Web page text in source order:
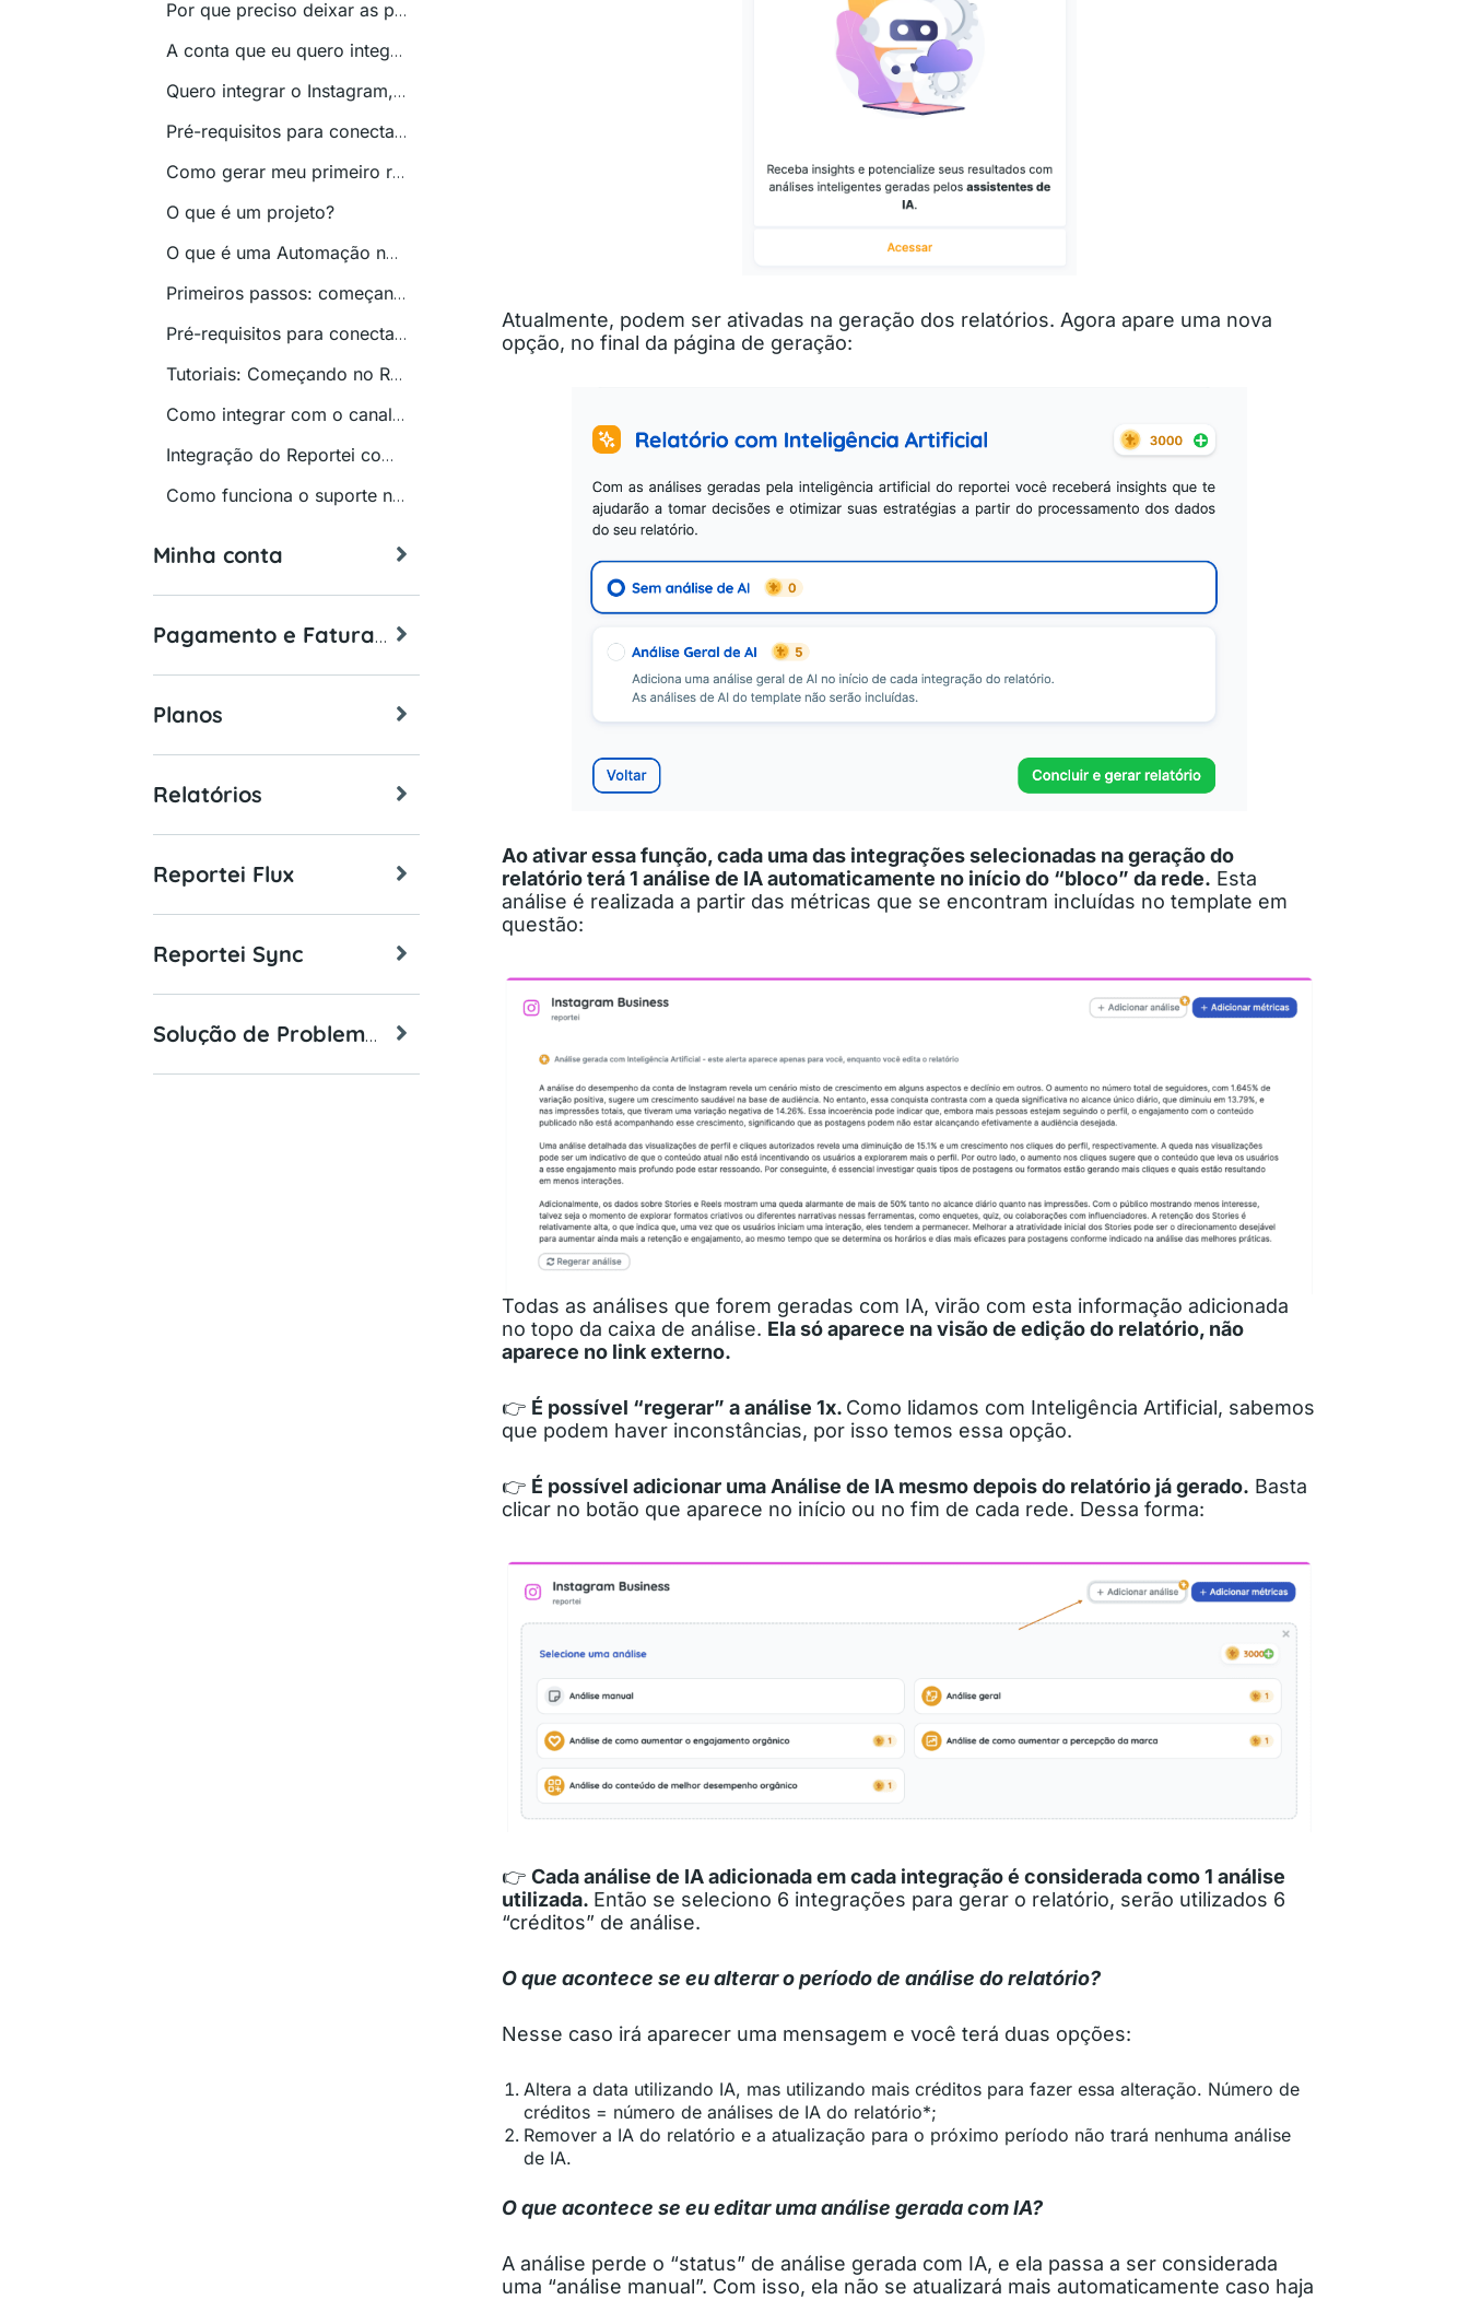
Por que preciso deixar as permissões ativas ao conectar uma conta no Reportei?
A conta que eu quero integrar não apareceu. O que fazer?
Quero integrar o Instagram, mas aparece o Facebook. Por que isso acontece?
Pré-requisitos para conectar contas do Instagram no Reportei
Como gerar meu primeiro relatório?
O que é um projeto?
O que é uma Automação no Reportei e como posso configurar?
Primeiros passos: começando no Reportei
Pré-requisitos para conectar contas do LinkedIn no Reportei
Tutoriais: Começando no Reportei
Como integrar com o canal do Youtube?
Integração do Reportei com o HubSpot
Como funciona o suporte no Reportei?
Minha conta
Pagamento e Faturamento
Planos
Relatórios
Reportei Flux
Reportei Sync
Solução de Problemas
Atualmente, podem ser ativadas na geração dos relatórios. Agora apare uma nova
opção, no final da página de geração:
Ao ativar essa função, cada uma das integrações selecionadas na geração do
relatório terá 1 análise de IA automaticamente no início do “bloco” da rede. Esta
análise é realizada a partir das métricas que se encontram incluídas no template em
questão:
Todas as análises que forem geradas com IA, virão com esta informação adicionada
no topo da caixa de análise. Ela só aparece na visão de edição do relatório, não
aparece no link externo.
👉 É possível “regerar” a análise 1x. Como lidamos com Inteligência Artificial, sabemos
que podem haver inconstâncias, por isso temos essa opção.
👉 É possível adicionar uma Análise de IA mesmo depois do relatório já gerado. Basta
clicar no botão que aparece no início ou no fim de cada rede. Dessa forma:
👉 Cada análise de IA adicionada em cada integração é considerada como 1 análise
utilizada. Então se seleciono 6 integrações para gerar o relatório, serão utilizados 6
“créditos” de análise.
O que acontece se eu alterar o período de análise do relatório?
Nesse caso irá aparecer uma mensagem e você terá duas opções:
Altera a data utilizando IA, mas utilizando mais créditos para fazer essa alteração. Número de
créditos = número de análises de IA do relatório*;
Remover a IA do relatório e a atualização para o próximo período não trará nenhuma análise
de IA.
O que acontece se eu editar uma análise gerada com IA?
A análise perde o “status” de análise gerada com IA, e ela passa a ser considerada
uma “análise manual”. Com isso, ela não se atualizará mais automaticamente caso haja